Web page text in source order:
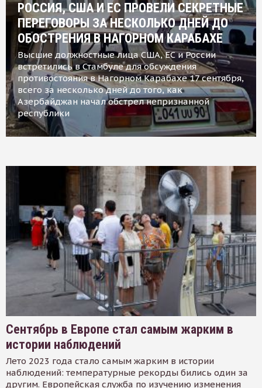
РОССИЯ, США И ЕС ПРОВЕЛИ СЕКРЕТНЫЕ
ПЕРЕГОВОРЫ ЗА НЕСКОЛЬКО ДНЕЙ ДО
ОБОСТРЕНИЯ В НАГОРНОМ КАРАБАХЕ
Высшие должностные лица США, ЕС и России
встретились в Стамбуле для обсуждения
противостояния в Нагорном Карабахе 17 сентября,
всего за несколько дней до того, как
Азербайджан начал обстрел непризнанной
республики
Сентябрь в Европе стал самым жарким в
истории наблюдений
Лето 2023 года стало самым жарким в истории
наблюдений: температурные рекорды бились один за
другим. Европейская служба по изучению изменения